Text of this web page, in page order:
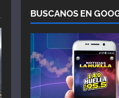
BUSCANOS EN